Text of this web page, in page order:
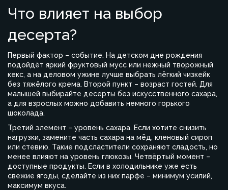
Что влияет на выбор
десерта?
Первый фактор – событие. На детском дне рождения
подойдёт яркий фруктовый мусс или нежный творожный
кекс, а на деловом ужине лучше выбрать лёгкий чизкейк
без тяжёлого крема. Второй пункт – возраст гостей. Для
малышей выбирайте десерты без искусственного сахара,
а для взрослых можно добавить немного горького
шоколада.
Третий элемент – уровень сахара. Если хотите снизить
нагрузки, замените часть сахара на мёд, кленовый сироп
или стевию. Такие подсластители сохраняют сладость, но
менее влияют на уровень глюкозы. Четвёртый момент –
доступные продукты. Если в холодильнике уже есть
свежие ягоды, сделайте из них парфе – минимум усилий,
максимум вкуса.